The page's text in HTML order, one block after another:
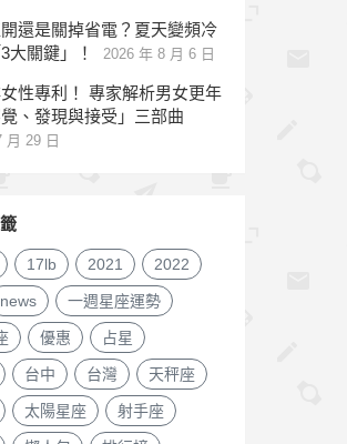
還是關掉省電？夏天變頻冷
大關鍵」！
2026 年 8 月 6 日
性專利！ 專家解析男女更年
、發現與接受」三部曲
月 29 日
17lb 2021 2022
news 一週星座運勢
優惠 占星
台中 台灣 天秤座
太陽星座 射手座